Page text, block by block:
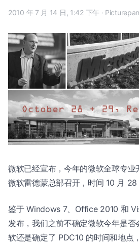
2010 年 7 月 14 日, 1:42 下午 ·
微软已经宣布，今年的微软全球专
微软雷德蒙总部召开，时间 10 月 28
鉴于 Windows 7、Office 2010 和
发布，我们之前不确定微软今年是
软还是确定了 PDC10 的时间和地点